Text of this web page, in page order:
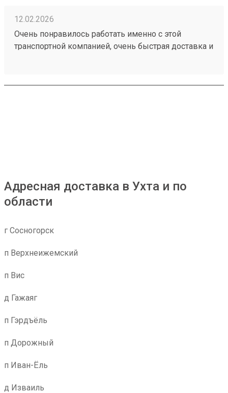
12.02.2026
Очень понравилось работать именно с этой
транспортной компанией, очень быстрая доставка и
Адресная доставка в Ухта и по
области
г Сосногорск
п Верхнеижемский
п Вис
д Гажаяг
п Гэрдъёль
п Дорожный
п Иван-Ёль
д Изваиль